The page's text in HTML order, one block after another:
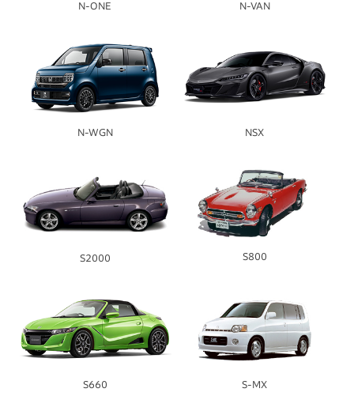
N-ONE N-VAN
N-WGN NSX
S2000 S800
S660 S-MX